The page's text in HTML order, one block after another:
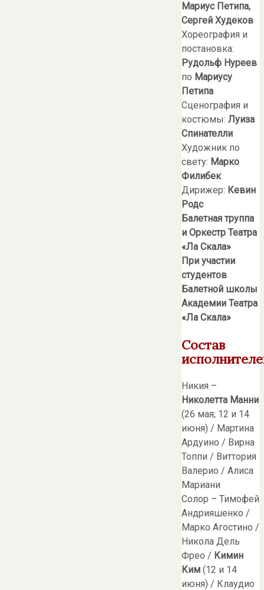
Мариус Петипа,
Сергей Худеков
Хореография и
постановка:
Рудольф Нуреев
по Мариусу
Петипа
Сценография и
костюмы: Луиза
Спинателли
Художник по
свету: Марко
Филибек
Дирижер: Кевин
Родс
Балетная труппа
и Оркестр Театра
«Ла Скала»
При участии
студентов
Балетной школы
Академии Театра
«Ла Скала»
Состав
Никия –
Николетта Манни
(26 мая; 12 и 14
июня) / Мартина
Ардуино / Вирна
Топпи / Виттория
Валерио / Алиса
Мариани
Солор – Тимофей
Андрияшенко /
Марко Агостино /
Никола Дель
Фрео / Кимин
Ким (12 и 14
июня) / Клаудио